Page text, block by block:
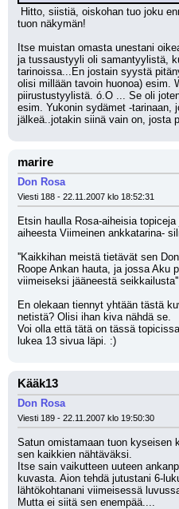
tuon näkymän!
Itse muistan omasta unestani
ja tussaustyyli oli samantyylistä,
tarinoissa...En jostain syystä
olisi millään tavoin huonoa) esim.
piirustustyylistä. ó.O ... Se oli
esim. Yukonin sydämet -tarinaan,
jälkeä..jotakin siinä vain on, josta
marire
Don Rosa
Viesti 188 - 22.11.2007 klo 18:52:31
Etsin haulla Rosa-aiheisia
aiheesta Viimeinen ankkatarina-
''Kaikkihan meistä tietävät sen
Roope Ankan hauta, ja jossa Aku
viimeiseksi jääneestä seikkailusta''
En olekaan tiennyt yhtään tästä
netistä? Olisi ihan kiva nähdä se.
Voi olla että tätä on tässä
lukea 13 sivua läpi. :)
Kääk13
Don Rosa
Viesti 189 - 22.11.2007 klo 19:50:30
Satun omistamaan tuon kyseisen
sen kaikkien nähtäväksi.
Itse sain vaikutteen uuteen
kuvasta. Aion tehdä jutustani 6-
lähtökohtanani viimeisessä
Mutta ei siitä sen enempää....